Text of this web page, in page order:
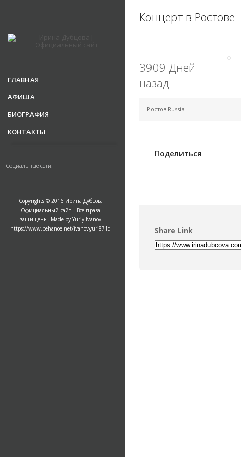
ГЛАВНАЯ
АФИША
БИОГРАФИЯ
КОНТАКТЫ
Социальные сети:
Copyrights © 2016 Ирина Дубцова
Официальный сайт | Все права
защищены. Made by Yuriy Ivanov
https://www.behance.net/ivanovyuri871d
Концерт в Ростове
3909 Дней
назад
Ростов Russia
Поделиться
Share Link